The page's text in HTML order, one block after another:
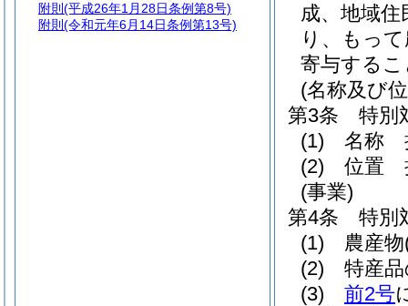
成、地域
り、もっ
寄与する
(名称及び
第3条
特別
(1)
名称
(2)
位置
(事業)
第4条
特別
(1)
農産物
(2)
特産
(3)
前2号
附則 (平成26年1月28日条例第8号)
附則 (令和元年6月14日条例第13号)